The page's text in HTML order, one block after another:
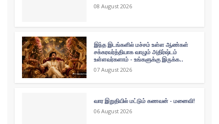
08 August 2026
இந்த இடங்களில் மச்சம் உள்ள ஆண்கள்
சக்கரவர்த்தியாக வாழும் அதிர்ஷ்டம்
உள்ளவர்களாம் - உங்களுக்கு இருக்க..
07 August 2026
வார இறுதியில் மட்டும் கணவன் - மனைவி!
06 August 2026